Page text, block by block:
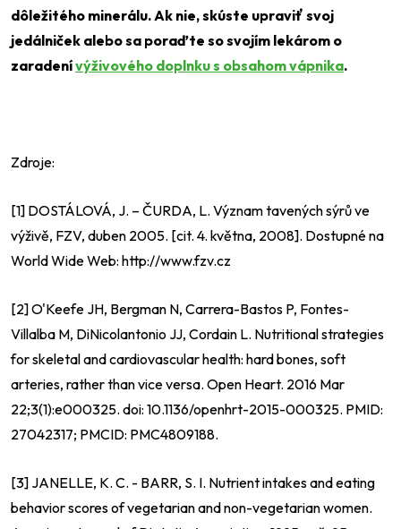
dôležitého minerálu. Ak nie, skúste upraviť svoj
jedálniček alebo sa poraďte so svojím lekárom o
zaradenívýživového doplnku s obsahom vápnika.
Zdroje:
[1] DOSTÁLOVÁ, J. – ČURDA, L. Význam tavených sýrů ve
výživě, FZV, duben 2005. [cit. 4. května, 2008]. Dostupné na
World Wide Web: http://www.fzv.cz
[2] O'Keefe JH, Bergman N, Carrera-Bastos P, Fontes-
Villalba M, DiNicolantonio JJ, Cordain L. Nutritional strategies
for skeletal and cardiovascular health: hard bones, soft
arteries, rather than vice versa. Open Heart. 2016 Mar
22;3(1):e000325. doi: 10.1136/openhrt-2015-000325. PMID:
27042317; PMCID: PMC4809188.
[3] JANELLE, K. C. - BARR, S. I. Nutrient intakes and eating
behavior scores of vegetarian and non-vegetarian women.